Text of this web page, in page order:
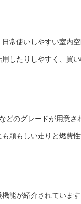
常使いしやすい室内
したりしやすく、買
どのグレードが用意さ
頼もしい走りと燃費
能が紹介されています